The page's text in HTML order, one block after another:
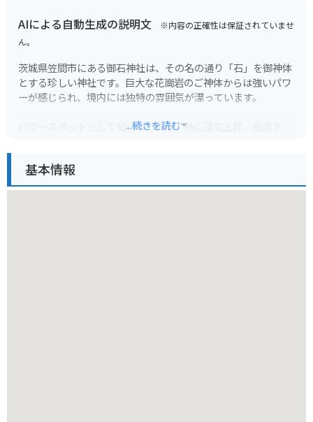
AIによる自動生成の説明文 ※内容の正確性は保証されていませ
ん。
茨城県笠間市にある御石神社は、その名の通り「石」を御神体
とする珍しい神社です。巨大な花崗岩のご神体からは強いパワ
ーが感じられ、境内には独特の雰囲気が漂っています。
パワースポットとして知られており、特に運気上昇、金運アッ
隣接する愛宕神社には、日本最大級の高さ13.5メートルの大黒
様の像があり、こちらも一見の価値ありです。周辺には自然豊
...続きを読む
基本情報